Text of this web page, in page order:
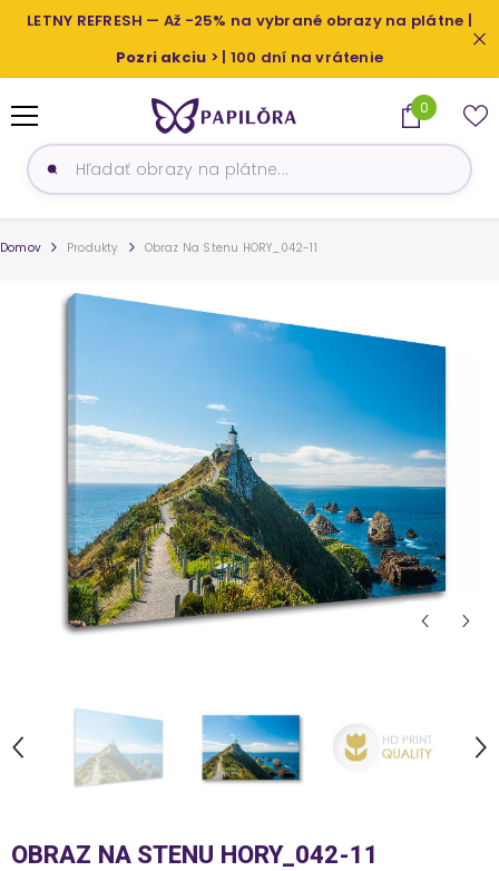
PRESKOČIŤ NA OBSAH
LETNY REFRESH — Až -25% na vybrané obrazy na plátne |
Pozri akciu > | 100 dní na vrátenie
0
0
produkty
Domov Produkty Obraz Na Stenu HORY_042-11
OBRAZ NA STENU HORY_042-11